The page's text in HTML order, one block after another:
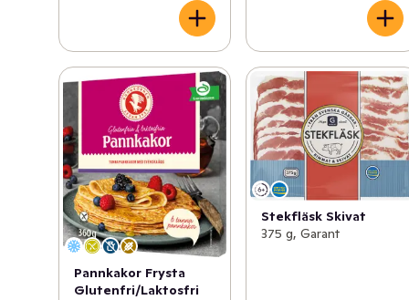
Pannkakor Frysta
Glutenfri/Laktosfri
Stekfläsk Skivat
375 g, Garant